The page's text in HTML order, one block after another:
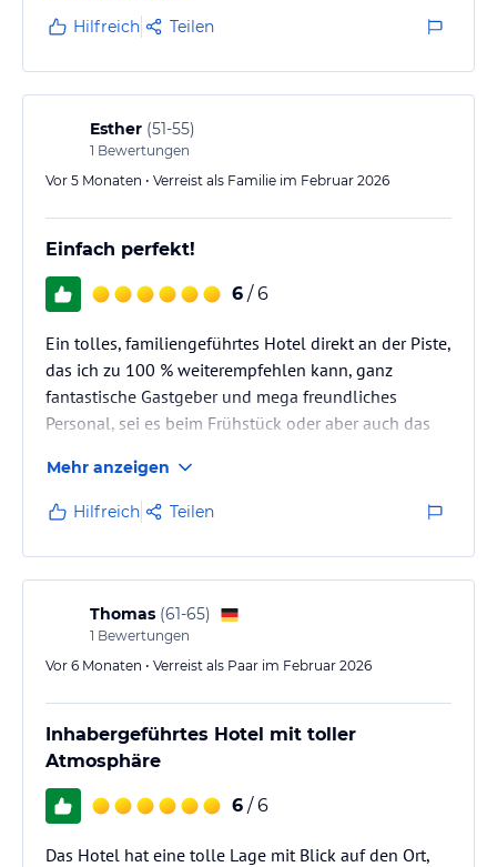
Hilfreich Teilen
Esther (51-55)
1 Bewertungen
Vor 5 Monaten • Verreist als Familie im Februar 2026
Einfach perfekt!
6 / 6
Ein tolles, familiengeführtes Hotel direkt an der Piste,
das ich zu 100 % weiterempfehlen kann, ganz
fantastische Gastgeber und mega freundliches
Personal, sei es beim Frühstück oder aber auch das
Mehr anzeigen
Hilfreich Teilen
Thomas (61-65)
1 Bewertungen
Vor 6 Monaten • Verreist als Paar im Februar 2026
Inhabergeführtes Hotel mit toller
Atmosphäre
6 / 6
Das Hotel hat eine tolle Lage mit Blick auf den Ort,